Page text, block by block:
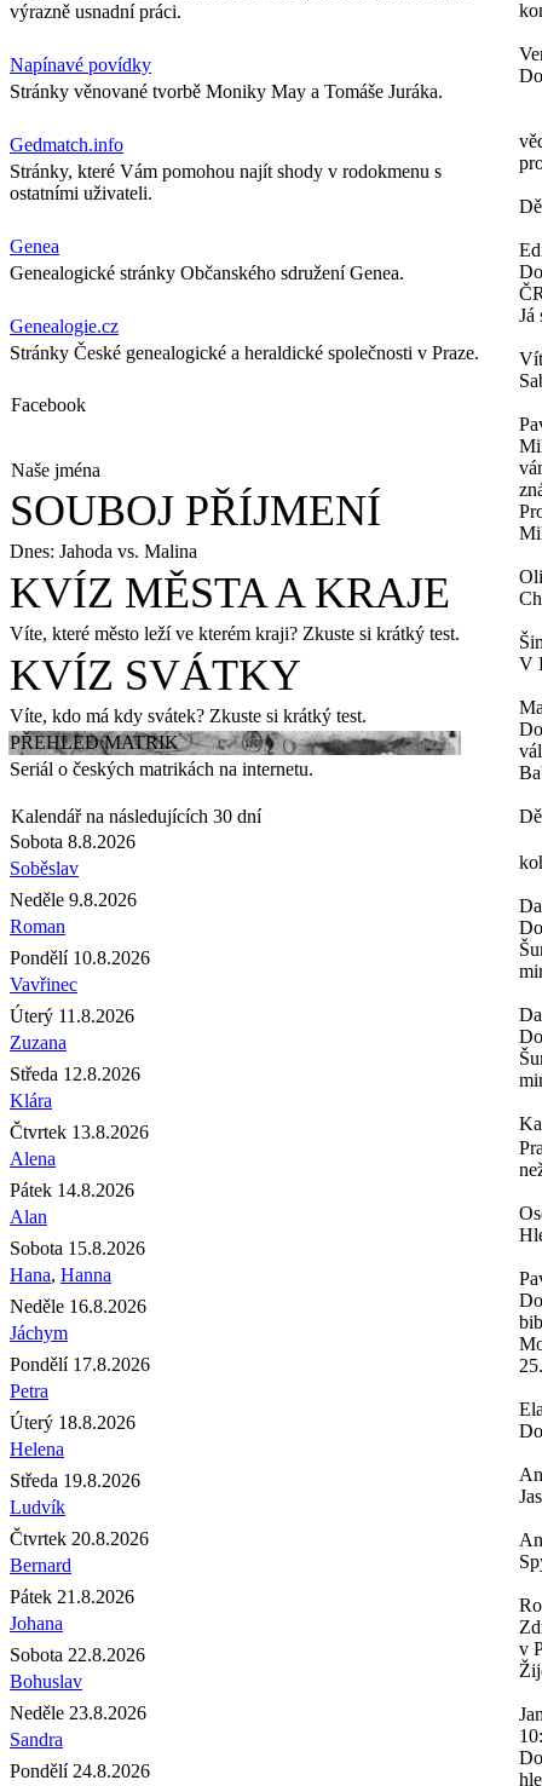
výrazně usnadní práci.
Napínavé povídky
Stránky věnované tvorbě Moniky May a Tomáše Juráka.
Gedmatch.info
Stránky, které Vám pomohou najít shody v rodokmenu s
ostatními uživateli.
Genea
Genealogické stránky Občanského sdružení Genea.
Genealogie.cz
Stránky České genealogické a heraldické společnosti v Praze.
Facebook
Naše jména
SOUBOJ PŘÍJMENÍ
Dnes: Jahoda vs. Malina
KVÍZ MĚSTA A KRAJE
Víte, které město leží ve kterém kraji? Zkuste si krátký test.
KVÍZ SVÁTKY
Víte, kdo má kdy svátek? Zkuste si krátký test.
PŘEHLED MATRIK
Seriál o českých matrikách na internetu.
Kalendář na následujících 30 dní
Sobota 8.8.2026
Soběslav
Neděle 9.8.2026
Roman
Pondělí 10.8.2026
Vavřinec
Úterý 11.8.2026
Zuzana
Středa 12.8.2026
Klára
Čtvrtek 13.8.2026
Alena
Pátek 14.8.2026
Alan
Sobota 15.8.2026
Hana, Hanna
Neděle 16.8.2026
Jáchym
Pondělí 17.8.2026
Petra
Úterý 18.8.2026
Helena
Středa 19.8.2026
Ludvík
Čtvrtek 20.8.2026
Bernard
Pátek 21.8.2026
Johana
Sobota 22.8.2026
Bohuslav
Neděle 23.8.2026
Sandra
Pondělí 24.8.2026
Já
V
v